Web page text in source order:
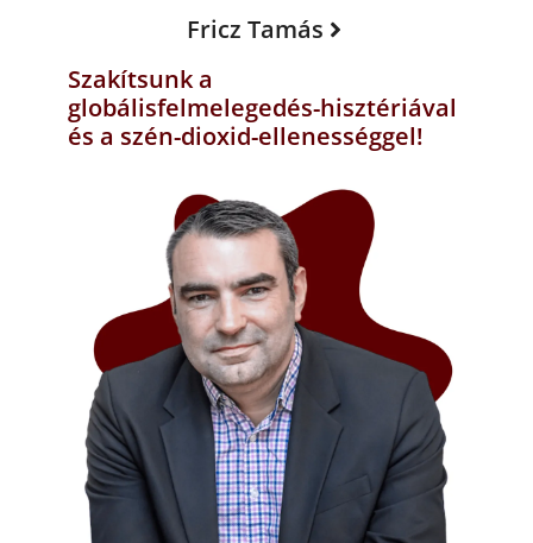
Fricz Tamás
Szakítsunk a
globálisfelmelegedés-hisztériával
és a szén-dioxid-ellenességgel!